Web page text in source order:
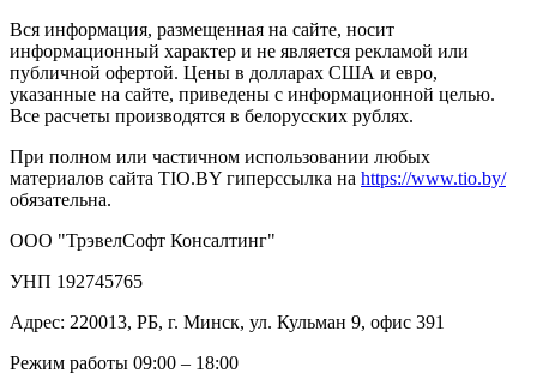
Вся информация, размещенная на сайте, носит
информационный характер и не является рекламой или
публичной офертой. Цены в долларах США и евро,
указанные на сайте, приведены с информационной целью.
Все расчеты производятся в белорусских рублях.
При полном или частичном использовании любых
материалов сайта TIO.BY гиперссылка на https://www.tio.by/
обязательна.
ООО "ТрэвелСофт Консалтинг"
УНП 192745765
Адрес: 220013, РБ, г. Минск, ул. Кульман 9, офис 391
Режим работы 09:00 – 18:00